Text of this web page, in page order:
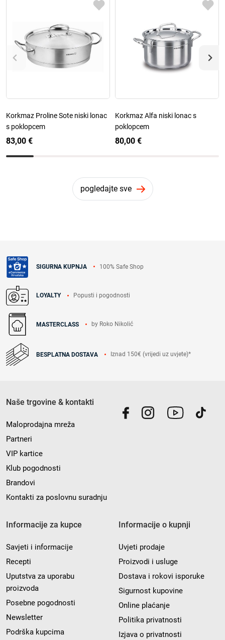
Korkmaz Proline Sote niski lonac
s poklopcem
83,00 €
Korkmaz Alfa niski lonac s
poklopcem
80,00 €
pogledajte sve
SIGURNA KUPNJA 100% Safe Shop
LOYALTY Popusti i pogodnosti
MASTERCLASS by Roko Nikolić
BESPLATNA DOSTAVA Iznad 150€ (vrijedi uz uvjete)*
Naše trgovine & kontakti
Maloprodajna mreža
Partneri
VIP kartice
Klub pogodnosti
Brandovi
Kontakti za poslovnu suradnju
Informacije za kupce
Savjeti i informacije
Recepti
Uputstva za uporabu
proizvoda
Posebne pogodnosti
Newsletter
Podrška kupcima
Informacije o kupnji
Uvjeti prodaje
Proizvodi i usluge
Dostava i rokovi isporuke
Sigurnost kupovine
Online plaćanje
Politika privatnosti
Izjava o privatnosti